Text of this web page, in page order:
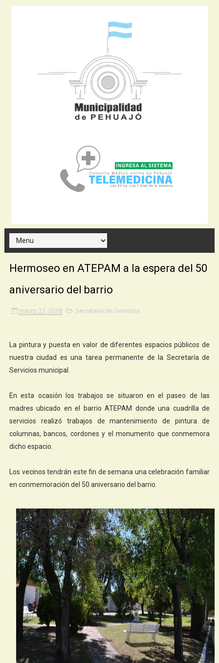
Hermoseo en ATEPAM a la espera del 50
aniversario del barrio
marzo 21, 2018 Secretaría de Servicios
La pintura y puesta en valor de diferentes espacios públicos de
nuestra ciudad es una tarea permanente de la Secretaría de
Servicios municipal.
En esta ocasión los trabajos se situaron en el paseo de las
madres ubicado en el barrio ATEPAM donde una cuadrilla de
servicios realizó trabajos de mantenimiento de pintura de
columnas, bancos, cordones y el monumento que conmemora
dicho espacio.
Los vecinos tendrán este fin de semana una celebración familiar
en conmemoración del 50 aniversario del barrio.